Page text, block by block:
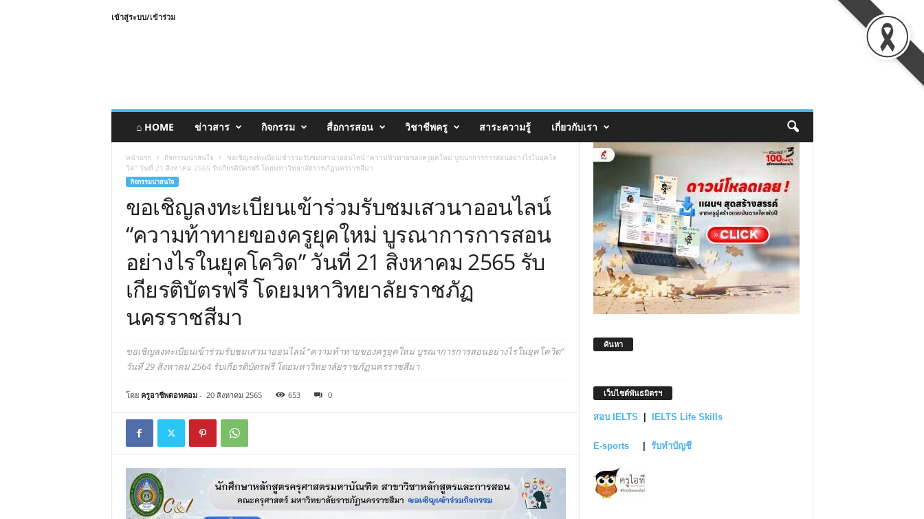
เข้าสู่ระบบ/เข้าร่วม
⌂ HOME ข่าวสาร กิจกรรม สื่อการสอน วิชาชีพครู สาระความรู้ เกี่ยวกับเรา
หน้าแรก กิจกรรมน่าสนใจ
ขอเชิญลงทะเบียนเข้าร่วมรับชมเสวนาออนไลน์ “ความท้าทายของครูยุคใหม่ บูรณาการการสอนอย่างไรในยุคโค
วิด” วันที่ 21 สิงหาคม 2565 รับเกียรติบัตรฟรี โดยมหาวิทยาลัยราชภัฏนครราชสีมา
กิจกรรมน่าสนใจ
ขอเชิญลงทะเบียนเข้าร่วมรับชมเสวนาออนไลน์
“ความท้าทายของครูยุคใหม่ บูรณาการการสอน
อย่างไรในยุคโควิด” วันที่ 21 สิงหาคม 2565 รับ
เกียรติบัตรฟรี โดยมหาวิทยาลัยราชภัฏ
นครราชสีมา
ขอเชิญลงทะเบียนเข้าร่วมรับชมเสวนาออนไลน์ “ความท้าทายของครูยุคใหม่ บูรณาการการสอนอย่างไรในยุคโควิด”
วันที่ 29 สิงหาคม 2564 รับเกียรติบัตรฟรี โดยมหาวิทยาลัยราชภัฏนครราชสีมา
โดย ครูอาชีพดอทคอม- 20 สิงหาคม 2565 653 0
ค้นหา
เว็บไซต์พันธมิตรฯ
สอบ IELTS IELTS Life Skills
E-sports รับทำบัญชี